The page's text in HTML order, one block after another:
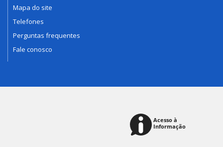
Mapa do site
Telefones
Perguntas frequentes
Fale conosco